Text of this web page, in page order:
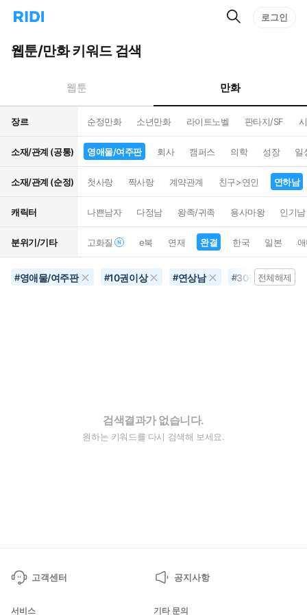
리
홈
으
턴
트
검
로그인
웹툰/만화 키워드 검색
웹툰 만화
장르 순정만화 소년만화 라이트노벨 판타지/SF
소재/관계 (공통) 영애물/여주판 회사 캠퍼스 의학 성장 일
소재/관계 (순정) 첫사랑 짝사랑 계약관계 친구>연인 연하남
캐릭터 나쁜남자 다정남 왕족/귀족 용사마왕 인기남
분위기/기타 고화질 e북 연재 완결 한국 일본
#영애물/여주판 #10권이상 #연상남 #30권이상
전체해제
검색결과가 없습니다.
원하는 키워드를 다시 검색해 보세요.
고객센터 공지사항
서비스 기타 문의